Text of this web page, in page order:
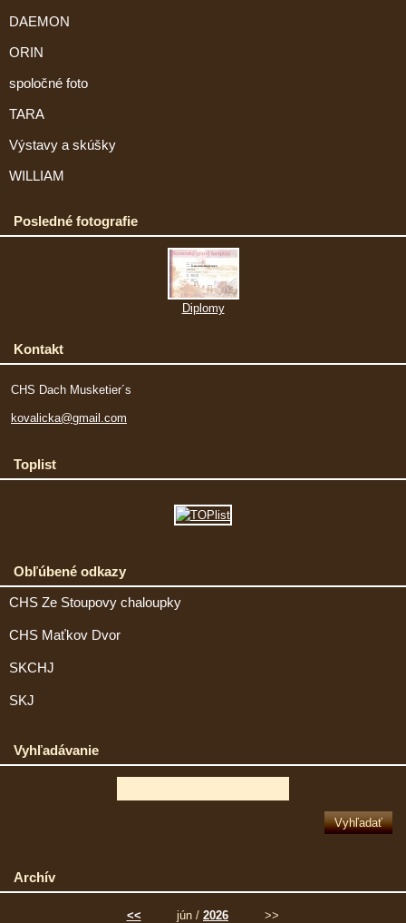
DAEMON
ORIN
spoločné foto
TARA
Výstavy a skúšky
WILLIAM
Posledné fotografie
Diplomy
Kontakt
CHS Dach Musketier´s
kovalicka@gmail.com
Toplist
Obľúbené odkazy
CHS Ze Stoupovy chaloupky
CHS Maťkov Dvor
SKCHJ
SKJ
Vyhľadávanie
Archív
<< jún / 2026 >>